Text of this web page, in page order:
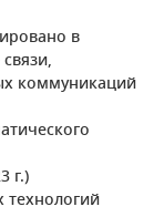
в
коммуникаций
г.)